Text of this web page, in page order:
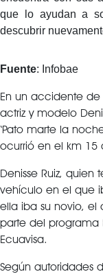
que lo ayudan a
descubrir
Fuente: Infobae
En un accidente
actriz y modelo
‘Pato marte la
ocurrió en el km 15
Denisse Ruiz, quien
vehículo en el que
ella iba su novio, el
parte del programa
Ecuavisa.
Según autoridades